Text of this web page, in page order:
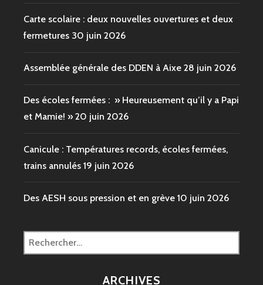
Carte scolaire : deux nouvelles ouvertures et deux
fermetures 30 juin 2026
Assemblée générale des DDEN à Aixe 28 juin 2026
Des écoles fermées : » Heureusement qu’il y a Papi
et Mamie! » 20 juin 2026
Canicule : Températures records, écoles fermées,
trains annulés 19 juin 2026
Des AESH sous pression et en grève 10 juin 2026
Rechercher :
ARCHIVES